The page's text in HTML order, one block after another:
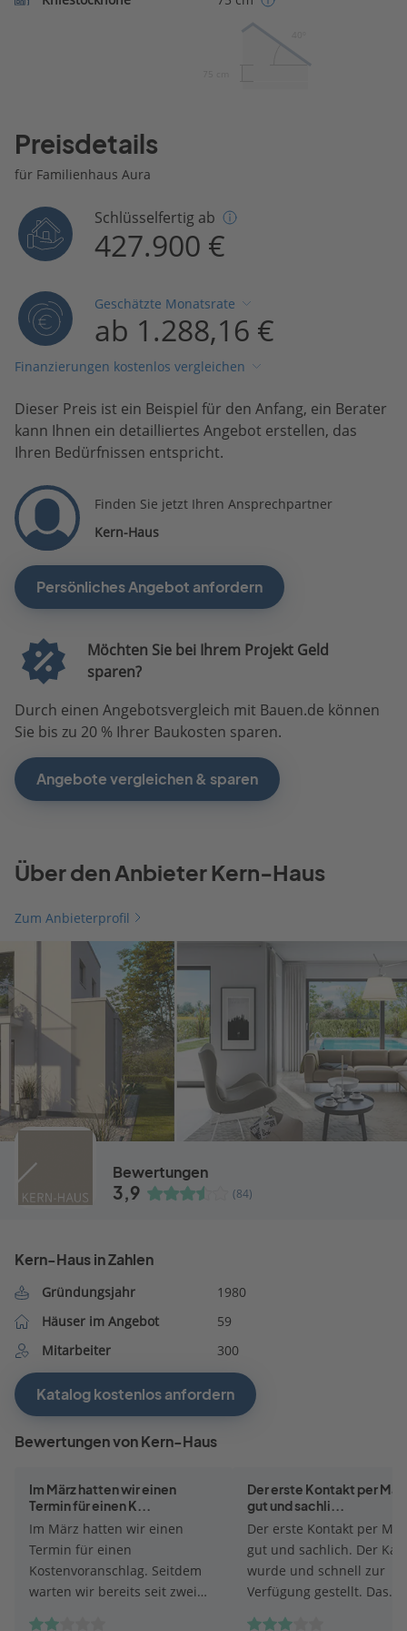
Preisdetails
für Familienhaus Aura
Schlüsselfertig ab
427.900 €
Geschätzte Monatsrate
ab 1.288,16 €
Finanzierungen kostenlos vergleichen
Dieser Preis ist ein Beispiel für den Anfang, ein Berater
kann Ihnen ein detailliertes Angebot erstellen, das
Ihren Bedürfnissen entspricht.
Finden Sie jetzt Ihren Ansprechpartner
Kern-Haus
Persönliches Angebot anfordern
Möchten Sie bei Ihrem Projekt Geld
sparen?
Durch einen Angebotsvergleich mit Bauen.de können
Sie bis zu 20 % Ihrer Baukosten sparen.
Angebote vergleichen & sparen
Über den Anbieter Kern-Haus
Zum Anbieterprofil
Bewertungen
3,9 (84)
Kern-Haus in Zahlen
Gründungsjahr
1980
Häuser im Angebot
59
Mitarbeiter
300
Katalog kostenlos anfordern
Bewertungen von Kern-Haus
Im März hatten wir einen
Termin für einen K...
Im März hatten wir einen
Termin für einen
Kostenvoranschlag. Seitdem
warten wir bereits seit zwei
Der erste Kontakt per
gut und sachli...
Der erste Kontakt per
gut und sachlich. Der
wurde und schnell zur
Verfügung gestellt. Das